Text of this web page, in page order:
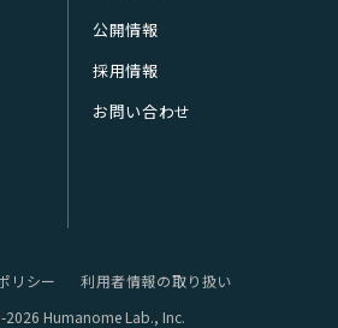
公開情報
採用情報
お問い合わせ
リシー
利用者情報の取り扱い
Humanome Lab., Inc.